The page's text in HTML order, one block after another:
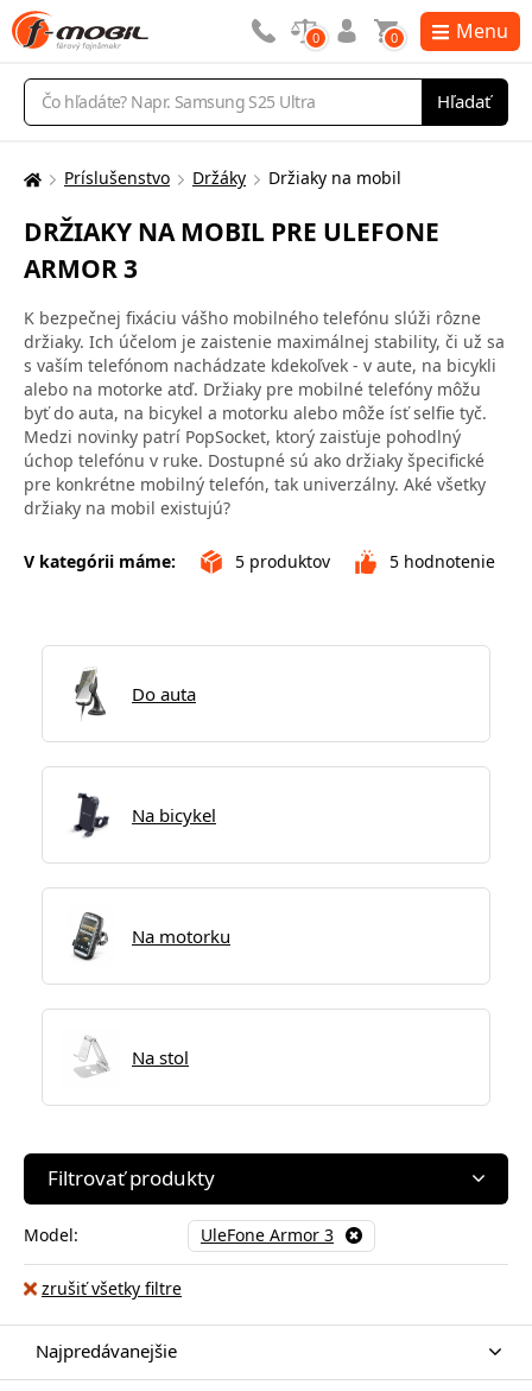
Vyhľadávanie
Hľadať
0 0 Menu
Tu
nachádzate:
Príslušenstvo Držáky Držiaky na mobil
DRŽIAKY NA MOBIL PRE ULEFONE
ARMOR 3
K bezpečnej fixáciu vášho mobilného telefónu slúži rôzne
držiaky. Ich účelom je zaistenie maximálnej stability, či už sa
s vaším telefónom nachádzate kdekoľvek - v aute, na bicykli
alebo na motorke atď. Držiaky pre mobilné telefóny môžu
byť do auta, na bicykel a motorku alebo môže ísť selfie tyč.
Medzi novinky patrí PopSocket, ktorý zaisťuje pohodlný
úchop telefónu v ruke. Dostupné sú ako držiaky špecifické
pre konkrétne mobilný telefón, tak univerzálny. Aké všetky
držiaky na mobil existujú?
V kategórii máme: 5 produktov 5 hodnotenie
Do auta
Na bicykel
Na motorku
Na stol
Filtrovať produkty
Model: UleFone Armor 3
zrušiť všetky filtre
Najpredávanejšie